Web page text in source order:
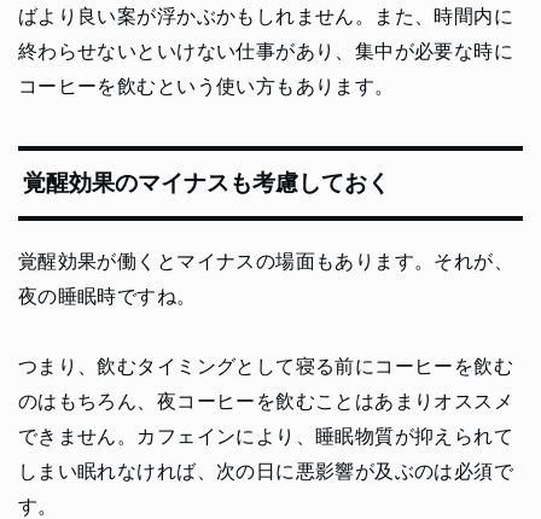
ばより良い案が浮かぶかもしれません。また、時間内に
終わらせないといけない仕事があり、集中が必要な時に
コーヒーを飲むという使い方もあります。
覚醒効果のマイナスも考慮しておく
覚醒効果が働くとマイナスの場面もあります。それが、
夜の睡眠時ですね。
つまり、飲むタイミングとして寝る前にコーヒーを飲む
のはもちろん、夜コーヒーを飲むことはあまりオススメ
できません。カフェインにより、睡眠物質が抑えられて
しまい眠れなければ、次の日に悪影響が及ぶのは必須で
す。